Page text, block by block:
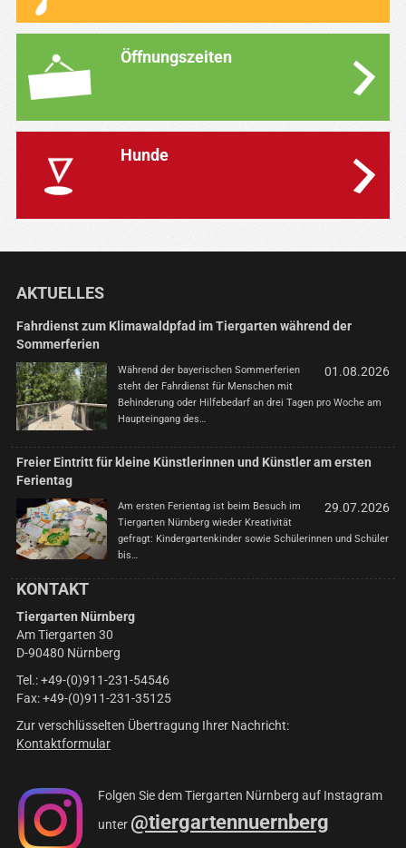
Öffnungszeiten
Hunde
AKTUELLES
Fahrdienst zum Klimawaldpfad im Tiergarten während der
Sommerferien
01.08.2026
Während der bayerischen Sommerferien
steht der Fahrdienst für Menschen mit
Behinderung oder Hilfebedarf an drei Tagen pro Woche am
Haupteingang des…
Freier Eintritt für kleine Künstlerinnen und Künstler am ersten
Ferientag
29.07.2026
Am ersten Ferientag ist beim Besuch im
Tiergarten Nürnberg wieder Kreativität
gefragt: Kindergartenkinder sowie Schülerinnen und Schüler
bis…
KONTAKT
Tiergarten Nürnberg
Am Tiergarten 30
D-90480 Nürnberg
Tel.: +49-(0)911-231-54546
Fax: +49-(0)911-231-35125
Zur verschlüsselten Übertragung Ihrer Nachricht:
Kontaktformular
Folgen Sie dem Tiergarten Nürnberg auf Instagram
unter @tiergartennuernberg